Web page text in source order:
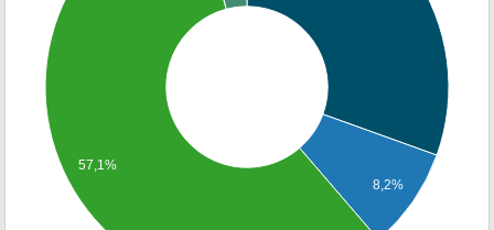
8,2%
57,1%